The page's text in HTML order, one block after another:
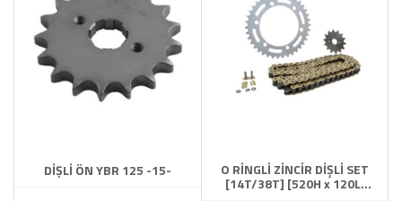
DİŞLİ ÖN YBR 125 -15- O RİNGLİ ZİNCİR DİŞLİ SET
[14T/38T] [520H x 120L]